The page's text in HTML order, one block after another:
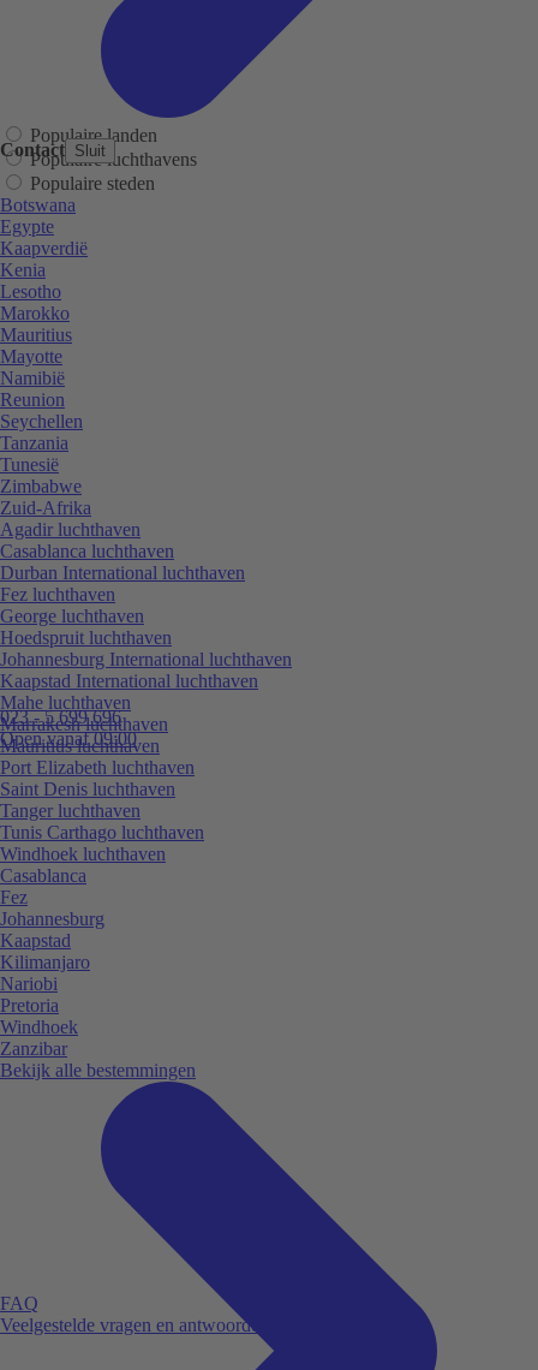
Contact Sluit
023 - 5 699 696
Open vanaf 09:00
FAQ
Veelgestelde vragen en antwoorden.
Populaire landen
Populaire luchthavens
Populaire steden
Botswana
Egypte
Kaapverdië
Kenia
Lesotho
Marokko
Mauritius
Mayotte
Namibië
Reunion
Seychellen
Tanzania
Tunesië
Zimbabwe
Zuid-Afrika
Agadir luchthaven
Casablanca luchthaven
Durban International luchthaven
Fez luchthaven
George luchthaven
Hoedspruit luchthaven
Johannesburg International luchthaven
Kaapstad International luchthaven
Mahe luchthaven
Marrakesh luchthaven
Mauritius luchthaven
Port Elizabeth luchthaven
Saint Denis luchthaven
Tanger luchthaven
Tunis Carthago luchthaven
Windhoek luchthaven
Casablanca
Fez
Johannesburg
Kaapstad
Kilimanjaro
Nariobi
Pretoria
Windhoek
Zanzibar
Bekijk alle bestemmingen